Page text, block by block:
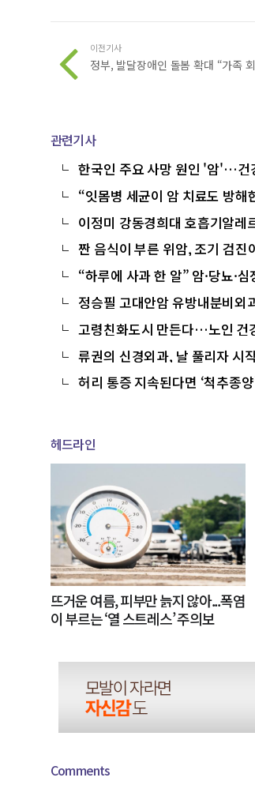
이전기사
정부, 발달장애인 돌봄 확대 “가족
관련기사
한국인 주요 사망 원인 '암'…건
“잇몸병 세균이 암 치료도 방해
이정미 강동경희대 호흡기알레
짠 음식이 부른 위암, 조기 검진
“하루에 사과 한 알” 암·당뇨·
정승필 고대안암 유방내분비외
고령친화도시 만든다…노인 건
류권의 신경외과, 날 풀리자
허리 통증 지속된다면 ‘척추종
헤드라인
뜨거운 여름, 피부만 늙지 않아...폭염
이 부르는 ‘열 스트레스’ 주의보
Comments